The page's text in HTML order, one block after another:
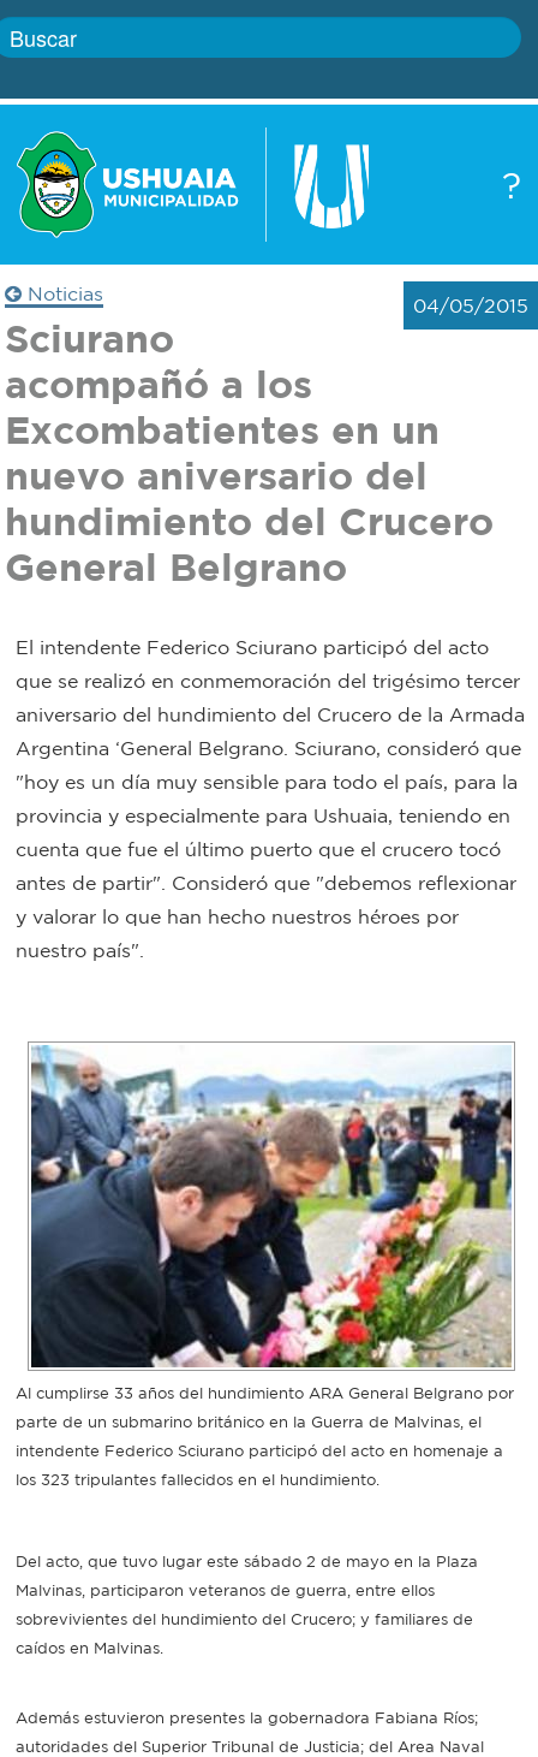
?
Boletín
Defensa
civil
Zoonosis
Bromatología
Rentas
bondi
Boleto
estudiantil
colectivos
Recarga
SUBE
Gobierno
Trámites
Transparencia
Actualidad
Correo
municipal
Noticias
04/05/2015
Sciurano
acompañó a los
Excombatientes en un
nuevo aniversario del
hundimiento del Crucero
General Belgrano
El intendente Federico Sciurano participó del acto
que se realizó en conmemoración del trigésimo tercer
aniversario del hundimiento del Crucero de la Armada
Argentina ‘General Belgrano. Sciurano, consideró que
"hoy es un día muy sensible para todo el país, para la
provincia y especialmente para Ushuaia, teniendo en
cuenta que fue el último puerto que el crucero tocó
antes de partir". Consideró que "debemos reflexionar
y valorar lo que han hecho nuestros héroes por
nuestro país".
Al cumplirse 33 años del hundimiento ARA General Belgrano por
parte de un submarino británico en la Guerra de Malvinas, el
intendente Federico Sciurano participó del acto en homenaje a
los 323 tripulantes fallecidos en el hundimiento.
Del acto, que tuvo lugar este sábado 2 de mayo en la Plaza
Malvinas, participaron veteranos de guerra, entre ellos
sobrevivientes del hundimiento del Crucero; y familiares de
caídos en Malvinas.
Además estuvieron presentes la gobernadora Fabiana Ríos;
autoridades del Superior Tribunal de Justicia; del Area Naval